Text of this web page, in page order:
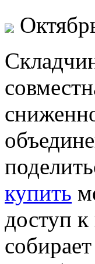
купить
доступ